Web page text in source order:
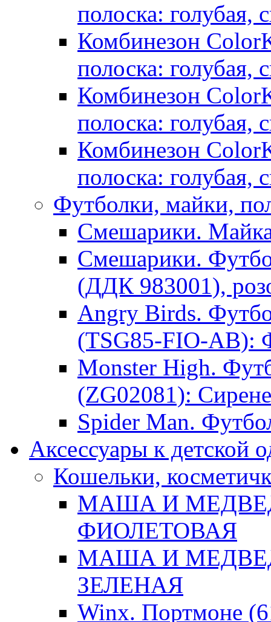
полоска: голубая,
Комбинезон
полоска: голубая,
Комбинезон
полоска: голубая,
Комбинезон
полоска: голубая,
Футболки, майки,
Смешарики.
Смешарики.
(ДДК 983001),
Angry Birds.
(TSG85-FIO-AB):
Monster High.
(ZG02081):
Spider Man.
Аксессуары к детской
Кошельки,
МАША И МЕДВЕДЬ
ФИОЛЕТОВАЯ
МАША И МЕДВЕДЬ
ЗЕЛЕНАЯ
Winx. Портмоне